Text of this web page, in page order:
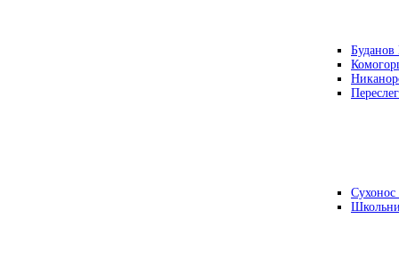
Буданов